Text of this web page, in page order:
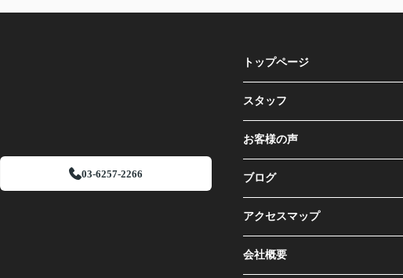
03-6257-2266
トップページ
スタッフ
お客様の声
ブログ
アクセスマップ
会社概要